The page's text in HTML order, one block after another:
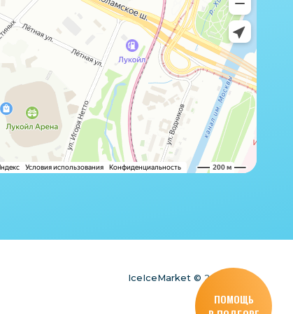
IceIceMarket © 2025
ПОМОЩЬ